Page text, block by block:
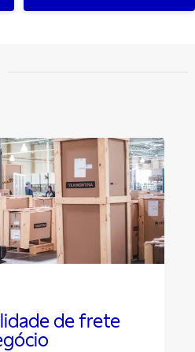
de frete